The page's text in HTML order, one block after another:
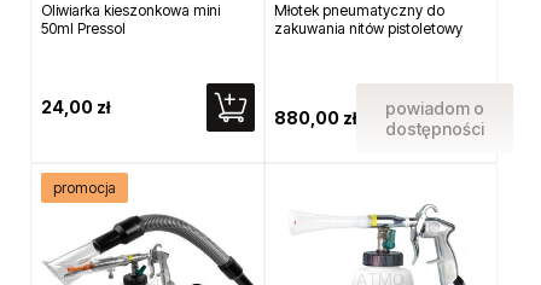
Oliwiarka kieszonkowa mini
50ml Pressol
24,00 zł
Młotek pneumatyczny do
zakuwania nitów pistoletowy
880,00 zł
powiadom o
dostępności
promocja